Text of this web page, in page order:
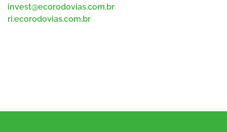
invest@ecorodovias.com.br
ri.ecorodovias.com.br